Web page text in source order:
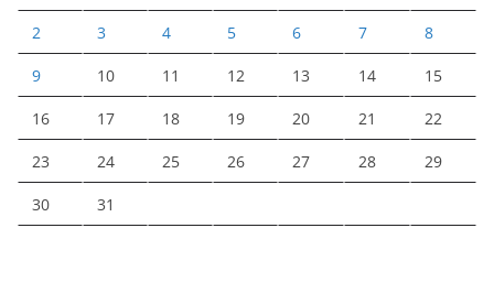
2 3 4 5 6 7 8
9 10 11 12 13 14 15
16 17 18 19 20 21 22
23 24 25 26 27 28 29
30 31